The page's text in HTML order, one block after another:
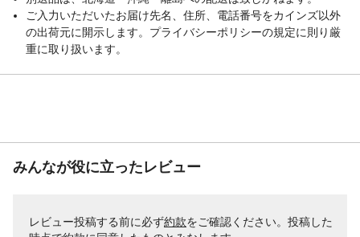
ご入力いただいたお届け先名、住所、電話番号をカインズ以外
の出荷元に開示します。プライバシーポリシーの規定に則り厳
重に取り扱います。
みんなが役に立ったレビュー
レビュー投稿する前に必ず約款をご確認ください。投稿した